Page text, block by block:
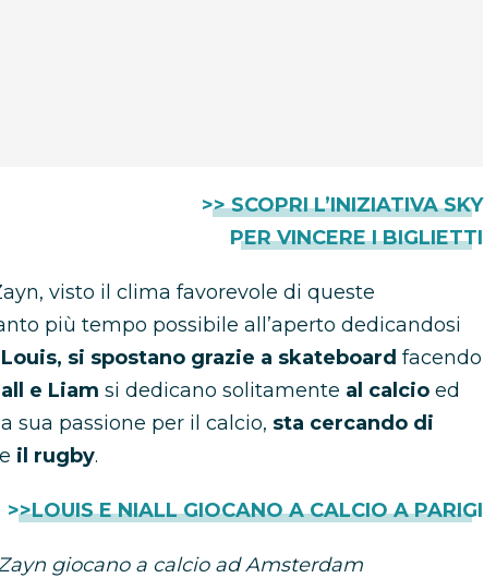
>> SCOPRI L’INIZIATIVA SKY
PER VINCERE I BIGLIETTI
visto il clima favorevole di queste
più tempo possibile all’aperto dedicandosi
si spostano grazie a skateboard facendo
e Liam si dedicano solitamente al calcio ed
sua passione per il calcio, sta cercando di
il rugby.
>>LOUIS E NIALL GIOCANO A CALCIO A PARIGI
giocano a calcio ad Amsterdam